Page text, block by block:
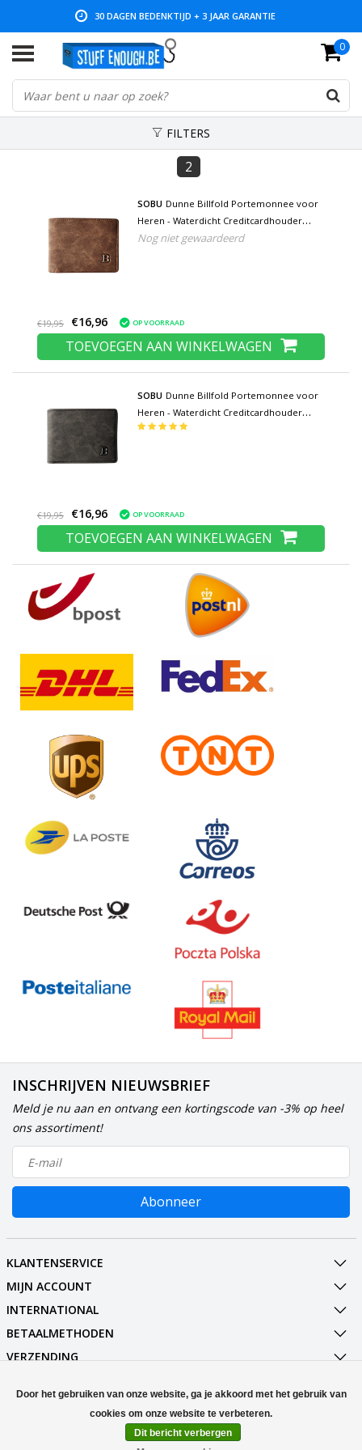
30 DAGEN BEDENKTIJD + 3 JAAR GARANTIE
LAGE PRIJZEN EN RUIM ASSORTIMENT 0
FILTERS
2
SOBU Dunne Billfold Portemonnee voor
Heren - Waterdicht Creditcardhouder
Munten Rits Portefeuille Bruin
Nog niet gewaardeerd
€19,95 €16,96 OP VOORRAAD
TOEVOEGEN AAN WINKELWAGEN
SOBU Dunne Billfold Portemonnee voor
Heren - Waterdicht Creditcardhouder
Munten Rits Portefeuille Zwart
€19,95 €16,96 OP VOORRAAD
TOEVOEGEN AAN WINKELWAGEN
INSCHRIJVEN NIEUWSBRIEF
Meld je nu aan en ontvang een kortingscode van -3% op heel
ons assortiment!
Abonneer
KLANTENSERVICE
MIJN ACCOUNT
INTERNATIONAL
BETAALMETHODEN
VERZENDING
CONTACT
Door het gebruiken van onze website, ga je akkoord met het gebruik van
Dit bericht verbergen